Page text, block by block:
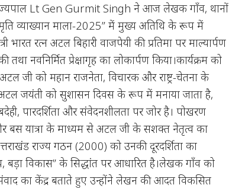
Lt Gen Gurmit Singh ने आज लेखक गाँव, थानों
व्याख्यान माला-2025” में मुख्य अतिथि के रूप में
भारत रत्न अटल बिहारी वाजपेयी की प्रतिमा पर माल्यार्पण
तथा नवनिर्मित प्रेक्षागृह का लोकार्पण किया।कार्यक्रम को
जी को महान राजनेता, विचारक और राष्ट्र-चेतना के
अटल जयंती को सुशासन दिवस के रूप में मनाया जाता है,
पारदर्शिता और संवेदनशीलता पर जोर है। पोखरण
बस यात्रा के माध्यम से अटल जी के सशक्त नेतृत्व का
राज्य गठन (2000) को उनकी दूरदर्शिता का
बड़ा विकास” के सिद्धांत पर आधारित है।लेखक गाँव को
का केंद्र बताते हुए उन्होंने लेखन की आदत विकसित